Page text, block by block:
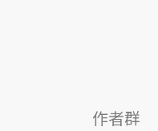
作者群